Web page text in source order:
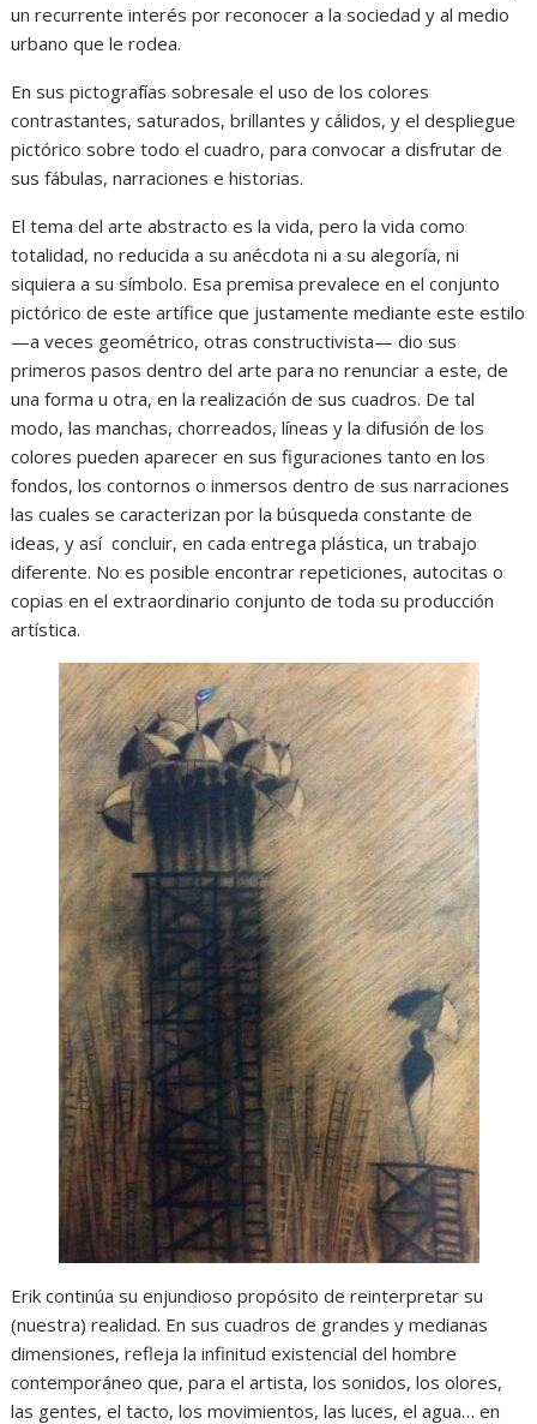
un recurrente interés por reconocer a la sociedad y al medio
urbano que le rodea.
En sus pictografías sobresale el uso de los colores
contrastantes, saturados, brillantes y cálidos, y el despliegue
pictórico sobre todo el cuadro, para convocar a disfrutar de
sus fábulas, narraciones e historias.
El tema del arte abstracto es la vida, pero la vida como
totalidad, no reducida a su anécdota ni a su alegoría, ni
siquiera a su símbolo. Esa premisa prevalece en el conjunto
pictórico de este artífice que justamente mediante este estilo
—a veces geométrico, otras constructivista— dio sus
primeros pasos dentro del arte para no renunciar a este, de
una forma u otra, en la realización de sus cuadros. De tal
modo, las manchas, chorreados, líneas y la difusión de los
colores pueden aparecer en sus figuraciones tanto en los
fondos, los contornos o inmersos dentro de sus narraciones
las cuales se caracterizan por la búsqueda constante de
ideas, y así concluir, en cada entrega plástica, un trabajo
diferente. No es posible encontrar repeticiones, autocitas o
copias en el extraordinario conjunto de toda su producción
artística.
Erik continúa su enjundioso propósito de reinterpretar su
(nuestra) realidad. En sus cuadros de grandes y medianas
dimensiones, refleja la infinitud existencial del hombre
contemporáneo que, para el artista, los sonidos, los olores,
las gentes, el tacto, los movimientos, las luces, el agua… en